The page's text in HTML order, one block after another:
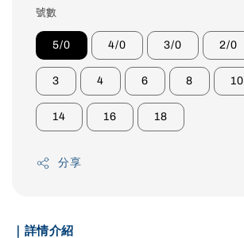
號數
5/0 4/0 3/0 2/0
3 4 6 8 10
14 16 18
分享
｜詳情介紹